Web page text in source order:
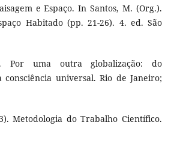
e Espaço. In Santos, M. (Org.).
Habitado (pp. 21-26). 4. ed. São
Por uma outra globalização: do
consciência universal. Rio de Janeiro;
Metodologia do Trabalho Científico.